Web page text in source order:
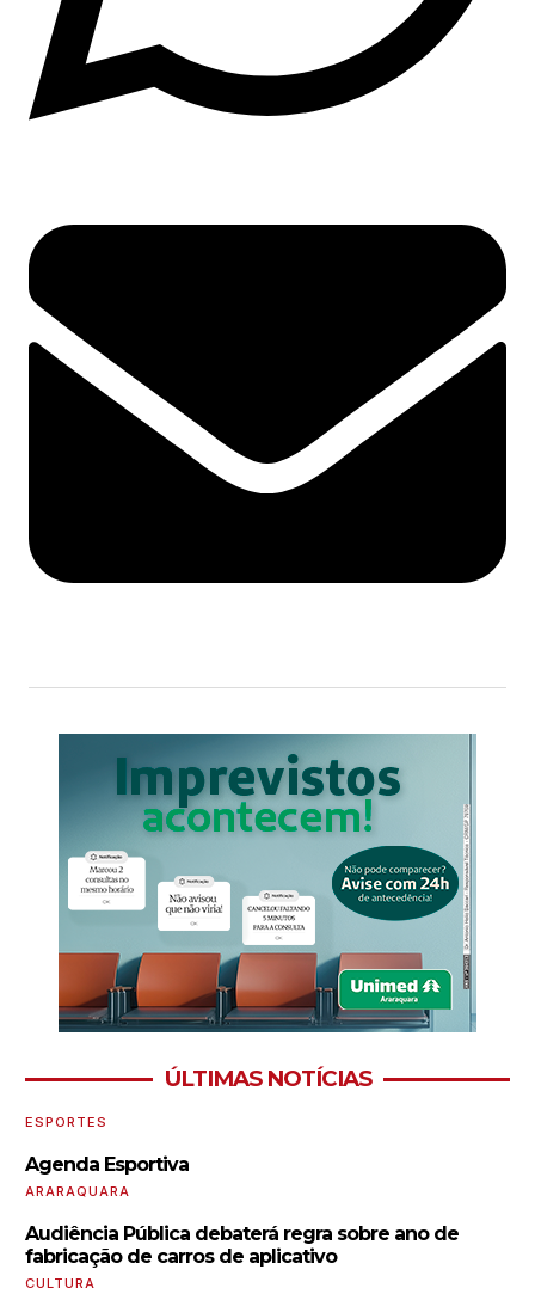
ÚLTIMAS NOTÍCIAS
ESPORTES
Agenda Esportiva
ARARAQUARA
Audiência Pública debaterá regra sobre ano de
fabricação de carros de aplicativo
CULTURA